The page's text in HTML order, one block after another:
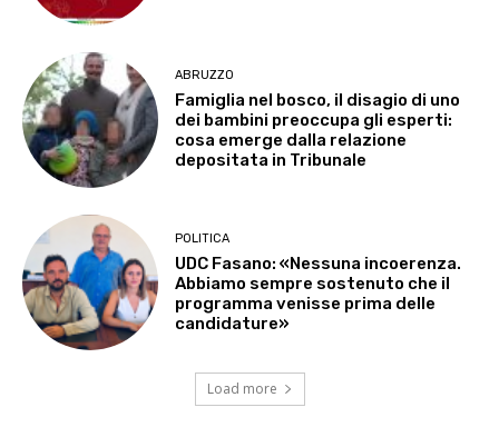
ABRUZZO
Famiglia nel bosco, il disagio di uno
dei bambini preoccupa gli esperti:
cosa emerge dalla relazione
depositata in Tribunale
POLITICA
UDC Fasano: «Nessuna incoerenza.
Abbiamo sempre sostenuto che il
programma venisse prima delle
candidature»
Load more